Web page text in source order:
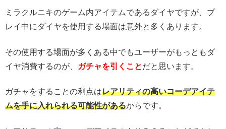
ミラクルニキのゲーム内アイテムであるダイヤですが、プ
レイ中にダイヤを使用する場面は意外と多くあります。
その使用する場面が多くある中でもユーザーがもっともダ
イヤ消費するのが、
ガチャを引くことだと思います。
ガチャをすることの利点はレアリティの高いコーデアイテ
ムを手に入れられる可能性があるからです。